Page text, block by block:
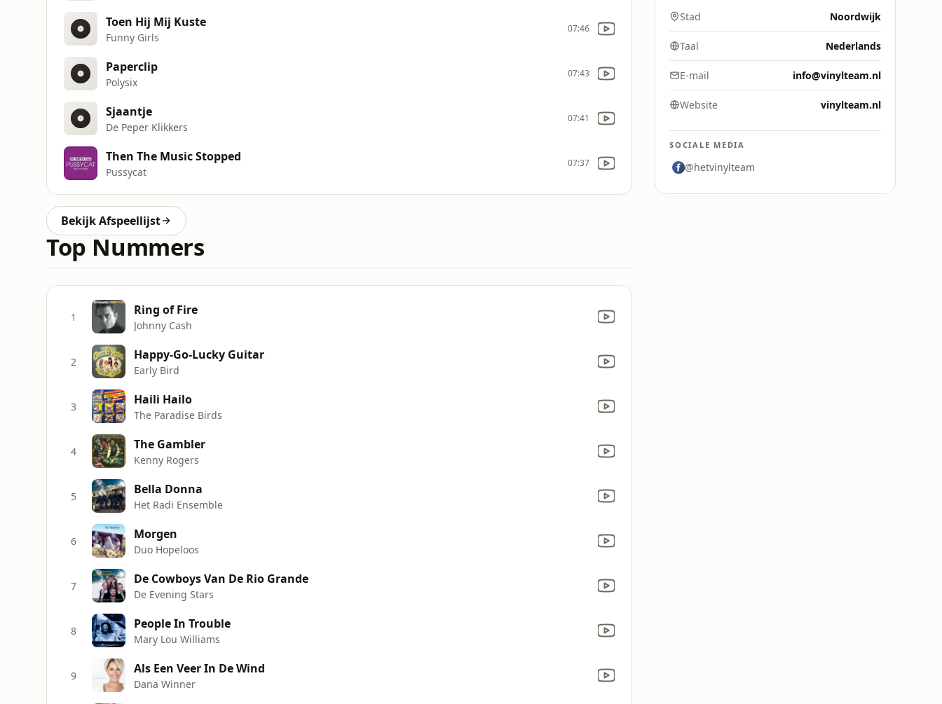
Toen Hij Mij Kuste
Funny Girls
07:46
Paperclip
Polysix
07:43
Sjaantje
De Peper Klikkers
07:41
Then The Music Stopped
Pussycat
07:37
Bekijk Afspeellijst
Top Nummers
1 Ring of Fire
Johnny Cash
2 Happy-Go-Lucky Guitar
Early Bird
3 Haili Hailo
The Paradise Birds
4 The Gambler
Kenny Rogers
5 Bella Donna
Het Radi Ensemble
6 Morgen
Duo Hopeloos
7 De Cowboys Van De Rio Grande
De Evening Stars
8 People In Trouble
Mary Lou Williams
9 Als Een Veer In De Wind
Dana Winner
Stad Noordwijk
Taal Nederlands
E-mail info@vinylteam.nl
Website vinylteam.nl
SOCIALE MEDIA
@hetvinylteam